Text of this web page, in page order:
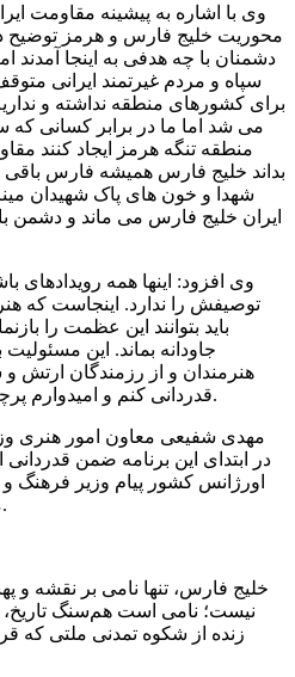
وی با اشاره به پیشینه مقاومت
محوریت خلیج فارس و هرمز توضیح
دشمنان با چه هدفی به اینجا آمدند
سپاه و مردم غیرتمند ایرانی
برای کشورهای منطقه نداشته و
می شد اما ما در برابر کسانی
منطقه تنگه هرمز ایجاد کنند
بداند خلیج فارس همیشه فارس باقی
شهدا و خون های پاک شهیدان
ایران خلیج فارس می ماند و دشمن
وی افزود: اینها همه
توصیفش را ندارد. اینجاست که
باید بتوانند این عظمت را
جاودانه بماند. این
هنرمندان و از رزمندگان ارتش و
قدردانی کنم و امیدوارم پرچم ایران همواره در اهتزاز باشد.
مهدی شفیعی معاون امور هنری
در ابتدای این برنامه ضمن
اورژانس کشور پیام وزیر فرهنگ
ملی خلیج فارس را قرائت کرد.
خلیج فارس، تنها نامی بر نقشه و
نیست؛ نامی است هم‌سنگ تاریخ،
زنده از شکوه تمدنی ملتی که